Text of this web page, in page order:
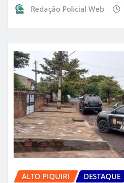
Redação Policial Web
ALTO PIQUIRI DESTAQUE